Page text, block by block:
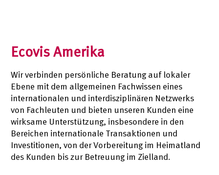
Ecovis Amerika
Wir verbinden persönliche Beratung auf lokaler
Ebene mit dem allgemeinen Fachwissen eines
internationalen und interdisziplinären Netzwerks
von Fachleuten und bieten unseren Kunden eine
wirksame Unterstützung, insbesondere in den
Bereichen internationale Transaktionen und
Investitionen, von der Vorbereitung im Heimatland
des Kunden bis zur Betreuung im Zielland.